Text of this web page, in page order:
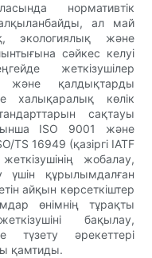
нормативтік
ал май
экологиялық және
сәйкес келуі
жеткізушілер
және қалдықтарды
халықаралық көлік
сақтауы
ISO 9001 және
TS 16949 (қазіргі IATF
жобалау,
үшін құрылымдалған
айқын көрсеткіштер
өнімнің тұрақты
бақылау,
түзету әрекеттері
қамтиды.